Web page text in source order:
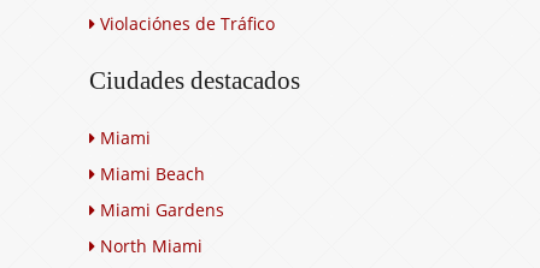
Violaciónes de Tráfico
Ciudades destacados
Miami
Miami Beach
Miami Gardens
North Miami